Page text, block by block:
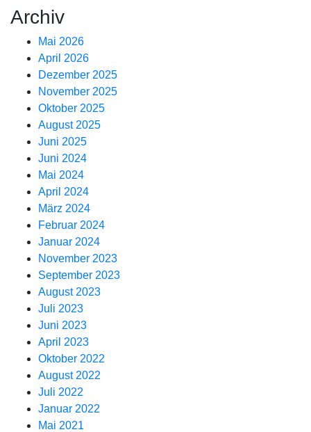
Archiv
Mai 2026
April 2026
Dezember 2025
November 2025
Oktober 2025
August 2025
Juni 2025
Juni 2024
Mai 2024
April 2024
März 2024
Februar 2024
Januar 2024
November 2023
September 2023
August 2023
Juli 2023
Juni 2023
April 2023
Oktober 2022
August 2022
Juli 2022
Januar 2022
Mai 2021